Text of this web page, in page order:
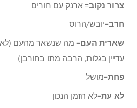
צרור נקוב= ארנק עם חורים
חרב=יובש/הרוס
שארית העם= מה שנשאר מהעם
עדיין בגלות, הרבה מתו בחורבן)
פחת=מושל
לא עת=לא הזמן הנכון